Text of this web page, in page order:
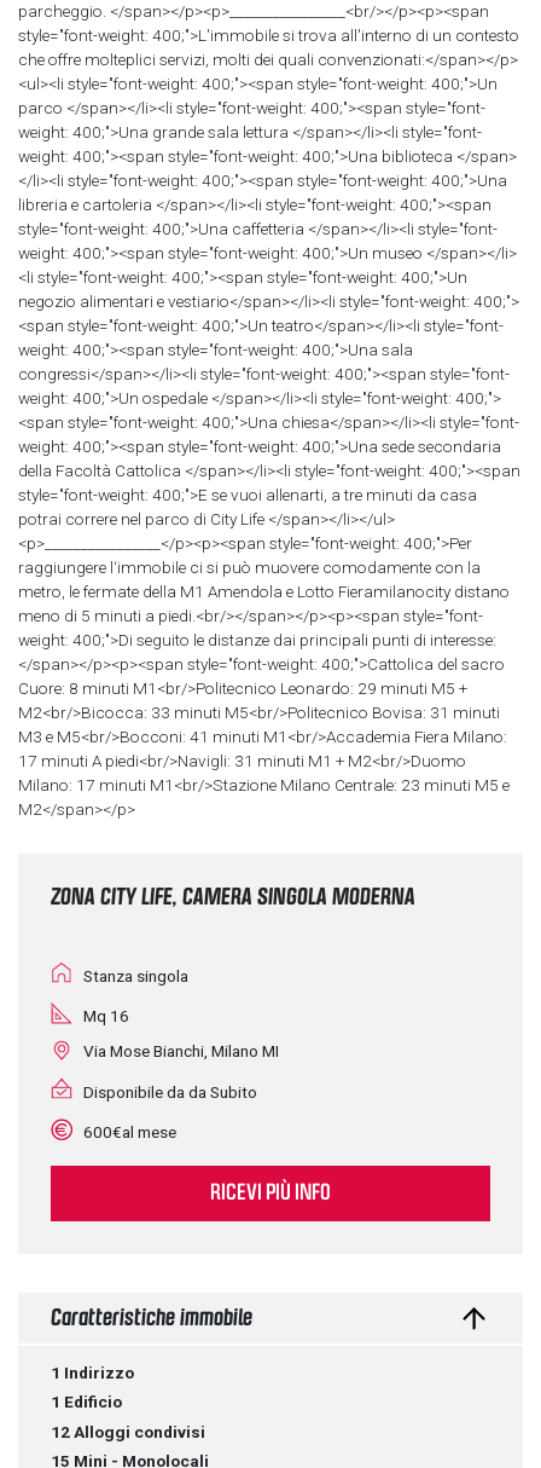
parcheggio. </span></p><p>________________<br/></p><p><span
style="font-weight: 400;">L'immobile si trova all'interno di un contesto
che offre molteplici servizi, molti dei quali convenzionati:</span></p>
<ul><li style="font-weight: 400;"><span style="font-weight: 400;">Un
parco </span></li><li style="font-weight: 400;"><span style="font-
weight: 400;">Una grande sala lettura </span></li><li style="font-
weight: 400;"><span style="font-weight: 400;">Una biblioteca </span>
</li><li style="font-weight: 400;"><span style="font-weight: 400;">Una
libreria e cartoleria </span></li><li style="font-weight: 400;"><span
style="font-weight: 400;">Una caffetteria </span></li><li style="font-
weight: 400;"><span style="font-weight: 400;">Un museo </span></li>
<li style="font-weight: 400;"><span style="font-weight: 400;">Un
negozio alimentari e vestiario</span></li><li style="font-weight: 400;">
<span style="font-weight: 400;">Un teatro</span></li><li style="font-
weight: 400;"><span style="font-weight: 400;">Una sala
congressi</span></li><li style="font-weight: 400;"><span style="font-
weight: 400;">Un ospedale </span></li><li style="font-weight: 400;">
<span style="font-weight: 400;">Una chiesa</span></li><li style="font-
weight: 400;"><span style="font-weight: 400;">Una sede secondaria
della Facoltà Cattolica </span></li><li style="font-weight: 400;"><span
style="font-weight: 400;">E se vuoi allenarti, a tre minuti da casa
potrai correre nel parco di City Life </span></li></ul>
<p>________________</p><p><span style="font-weight: 400;">Per
raggiungere l‘immobile ci si può muovere comodamente con la
metro, le fermate della M1 Amendola e Lotto Fieramilanocity distano
meno di 5 minuti a piedi.<br/></span></p><p><span style="font-
weight: 400;">Di seguito le distanze dai principali punti di interesse:
</span></p><p><span style="font-weight: 400;">Cattolica del sacro
Cuore: 8 minuti M1<br/>Politecnico Leonardo: 29 minuti M5 +
M2<br/>Bicocca: 33 minuti M5<br/>Politecnico Bovisa: 31 minuti
M3 e M5<br/>Bocconi: 41 minuti M1<br/>Accademia Fiera Milano:
17 minuti A piedi<br/>Navigli: 31 minuti M1 + M2<br/>Duomo
Milano: 17 minuti M1<br/>Stazione Milano Centrale: 23 minuti M5 e
M2</span></p>
ZONA CITY LIFE, CAMERA SINGOLA MODERNA
Stanza singola
Mq 16
Via Mose Bianchi, Milano MI
Disponibile da da Subito
600€al mese
RICEVI PIÙ INFO
Caratteristiche immobile
1 Indirizzo
1 Edificio
12 Alloggi condivisi
15 Mini - Monolocali